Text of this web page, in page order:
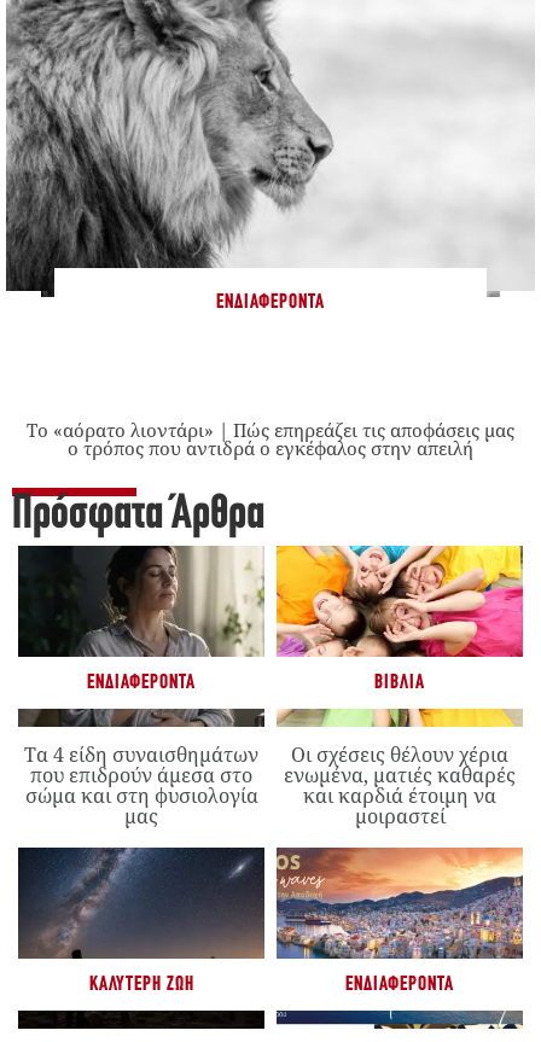
ΕΝΔΙΑΦΈΡΟΝΤΑ
Το «αόρατο λιοντάρι» | Πώς επηρεάζει τις αποφάσεις μας
ο τρόπος που αντιδρά ο εγκέφαλος στην απειλή
Πρόσφατα Άρθρα
ΕΝΔΙΑΦΈΡΟΝΤΑ
Τα 4 είδη συναισθημάτων
που επιδρούν άμεσα στο
σώμα και στη φυσιολογία
μας
ΒΙΒΛΊΑ
Οι σχέσεις θέλουν χέρια
ενωμένα, ματιές καθαρές
και καρδιά έτοιμη να
μοιραστεί
ΚΑΛΎΤΕΡΗ ΖΩΉ ΕΝΔΙΑΦΈΡΟΝΤΑ